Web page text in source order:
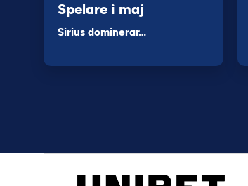
Spelare i maj
Sirius dominerar…